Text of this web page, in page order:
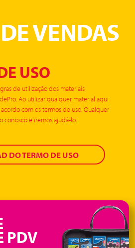
VENDAS
USO
de utilização dos materiais
Ao utilizar qualquer material aqui
com os termos de uso. Qualquer
conosco e iremos ajudá-lo.
DO TERMO DE USO
PDV